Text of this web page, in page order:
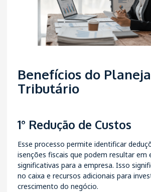
Benefícios do
Tributário
1° Redução de Custos
Esse processo permite identificar
isenções fiscais que podem resultar em
significativas para a empresa. Isso
no caixa e recursos adicionais para
crescimento do negócio.